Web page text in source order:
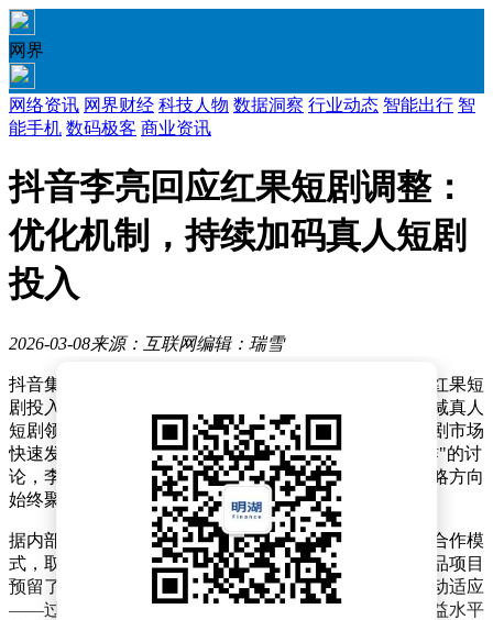
网界
网络资讯 网界财经 科技人物 数据洞察 行业动态 智能出行 智
能手机 数码极客 商业资讯
抖音李亮回应红果短剧调整：
优化机制，持续加码真人短剧
投入
2026-03-08来源：互联网编辑：瑞雪
抖音集团副总裁李亮近日通过社交平台回应了近期关于红果短
剧投入调整的市场传闻。他明确表示，红果不仅不会缩减真人
短剧领域的投入，反而将加大资源倾斜力度，以适应短剧市场
快速发展的需求。针对此前"红果将减少真人微短剧制作"的讨
论，李亮解释称平台正在优化保底制作机制，但核心战略方向
始终聚焦优质内容产出。
据内部人士透露，红果近期确实调整了与中小制作方的合作模
式，取消了部分项目的保底分成机制，但同时为头部精品项目
预留了更多资源。这一调整被视为平台对市场变化的主动适应
——过去一年真人短剧市场呈现爆发式增长，但整体收益水平